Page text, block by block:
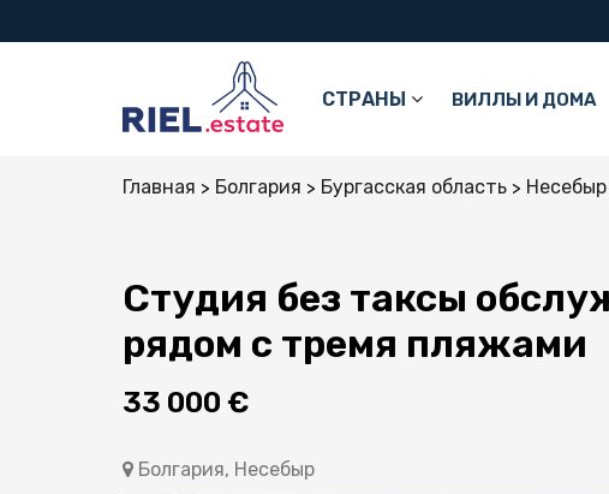
СТРАНЫ ВИЛЛЫ И ДОМА
Главная Болгария Бургасская область Несебыр
Студия без таксы
рядом с тремя пляжами
33 000 €
Болгария, Несебыр